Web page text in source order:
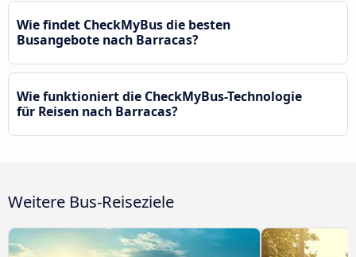
Wie findet CheckMyBus die besten
Busangebote nach Barracas?
Wie funktioniert die CheckMyBus-Technologie
für Reisen nach Barracas?
Weitere Bus-Reiseziele